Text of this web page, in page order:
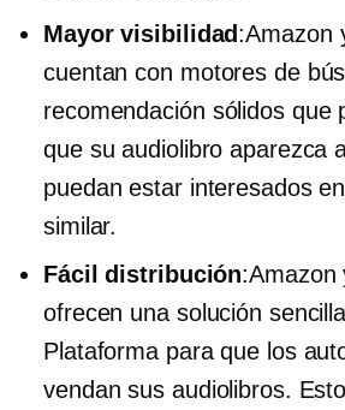
Mayor visibilidad:Amazon
cuentan con motores de
recomendación sólidos que
que su audiolibro aparezca
puedan estar interesados
similar.
Fácil distribución:Amazon
ofrecen una solución
Plataforma para que los
vendan sus audiolibros.